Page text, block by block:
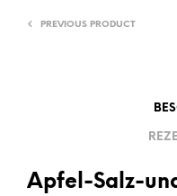
PREVIOUS PRODUCT
Apfel-Salz-